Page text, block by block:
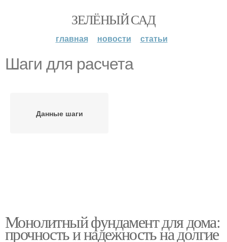
ЗЕЛЁНЫЙ САД
главная новости статьи
Шаги для расчета
Данные шаги
Монолитный фундамент для дома:
прочность и надежность на долгие